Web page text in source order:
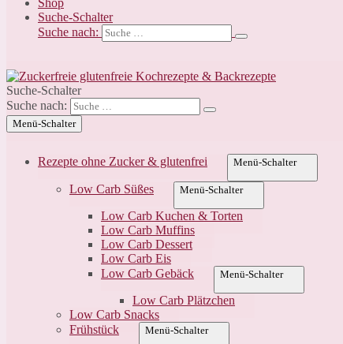
Shop
Suche-Schalter
Suche nach:
Suche-Schalter
Suche nach:
Menü-Schalter
Rezepte ohne Zucker & glutenfrei Menü-Schalter
Low Carb Süßes Menü-Schalter
Low Carb Kuchen & Torten
Low Carb Muffins
Low Carb Dessert
Low Carb Eis
Low Carb Gebäck
Menü-Schalter
Low Carb Plätzchen
Low Carb Snacks
Frühstück
Menü-Schalter